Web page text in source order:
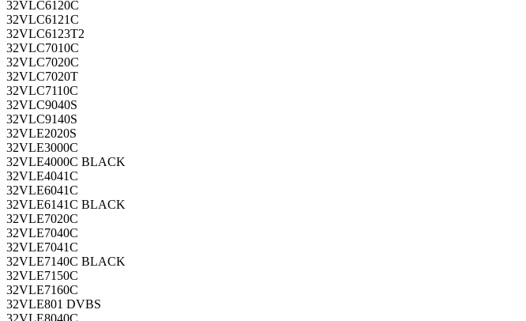
32VLC6120C
32VLC6121C
32VLC6123T2
32VLC7010C
32VLC7020C
32VLC7020T
32VLC7110C
32VLC9040S
32VLC9140S
32VLE2020S
32VLE3000C
32VLE4000C BLACK
32VLE4041C
32VLE6041C
32VLE6141C BLACK
32VLE7020C
32VLE7040C
32VLE7041C
32VLE7140C BLACK
32VLE7150C
32VLE7160C
32VLE801 DVBS
32VLE8040C